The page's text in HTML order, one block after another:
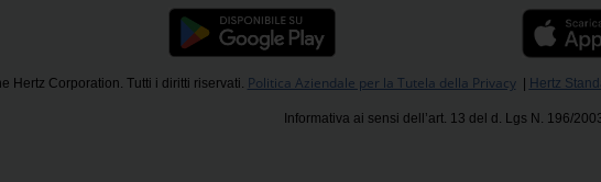
Hertz Corporation. Tutti i diritti riservati. Politica Aziendale per la Tutela della Privacy Hertz
Informativa ai sensi dell’art. 13 del d. Lgs N. 196/